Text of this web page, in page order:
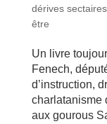
dérives sectaires
être
Un livre
Fenech,
d’instruction,
charlatanisme
aux gourous